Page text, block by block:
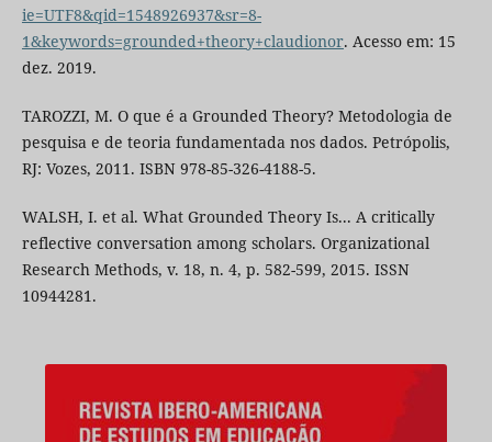
ie=UTF8&qid=1548926937&sr=8-
1&keywords=grounded+theory+claudionor. Acesso em: 15
dez. 2019.
TAROZZI, M. O que é a Grounded Theory? Metodologia de
pesquisa e de teoria fundamentada nos dados. Petrópolis,
RJ: Vozes, 2011. ISBN 978-85-326-4188-5.
WALSH, I. et al. What Grounded Theory Is... A critically
reflective conversation among scholars. Organizational
Research Methods, v. 18, n. 4, p. 582-599, 2015. ISSN
10944281.